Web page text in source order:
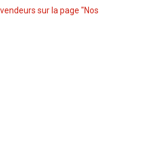
sur la page "Nos